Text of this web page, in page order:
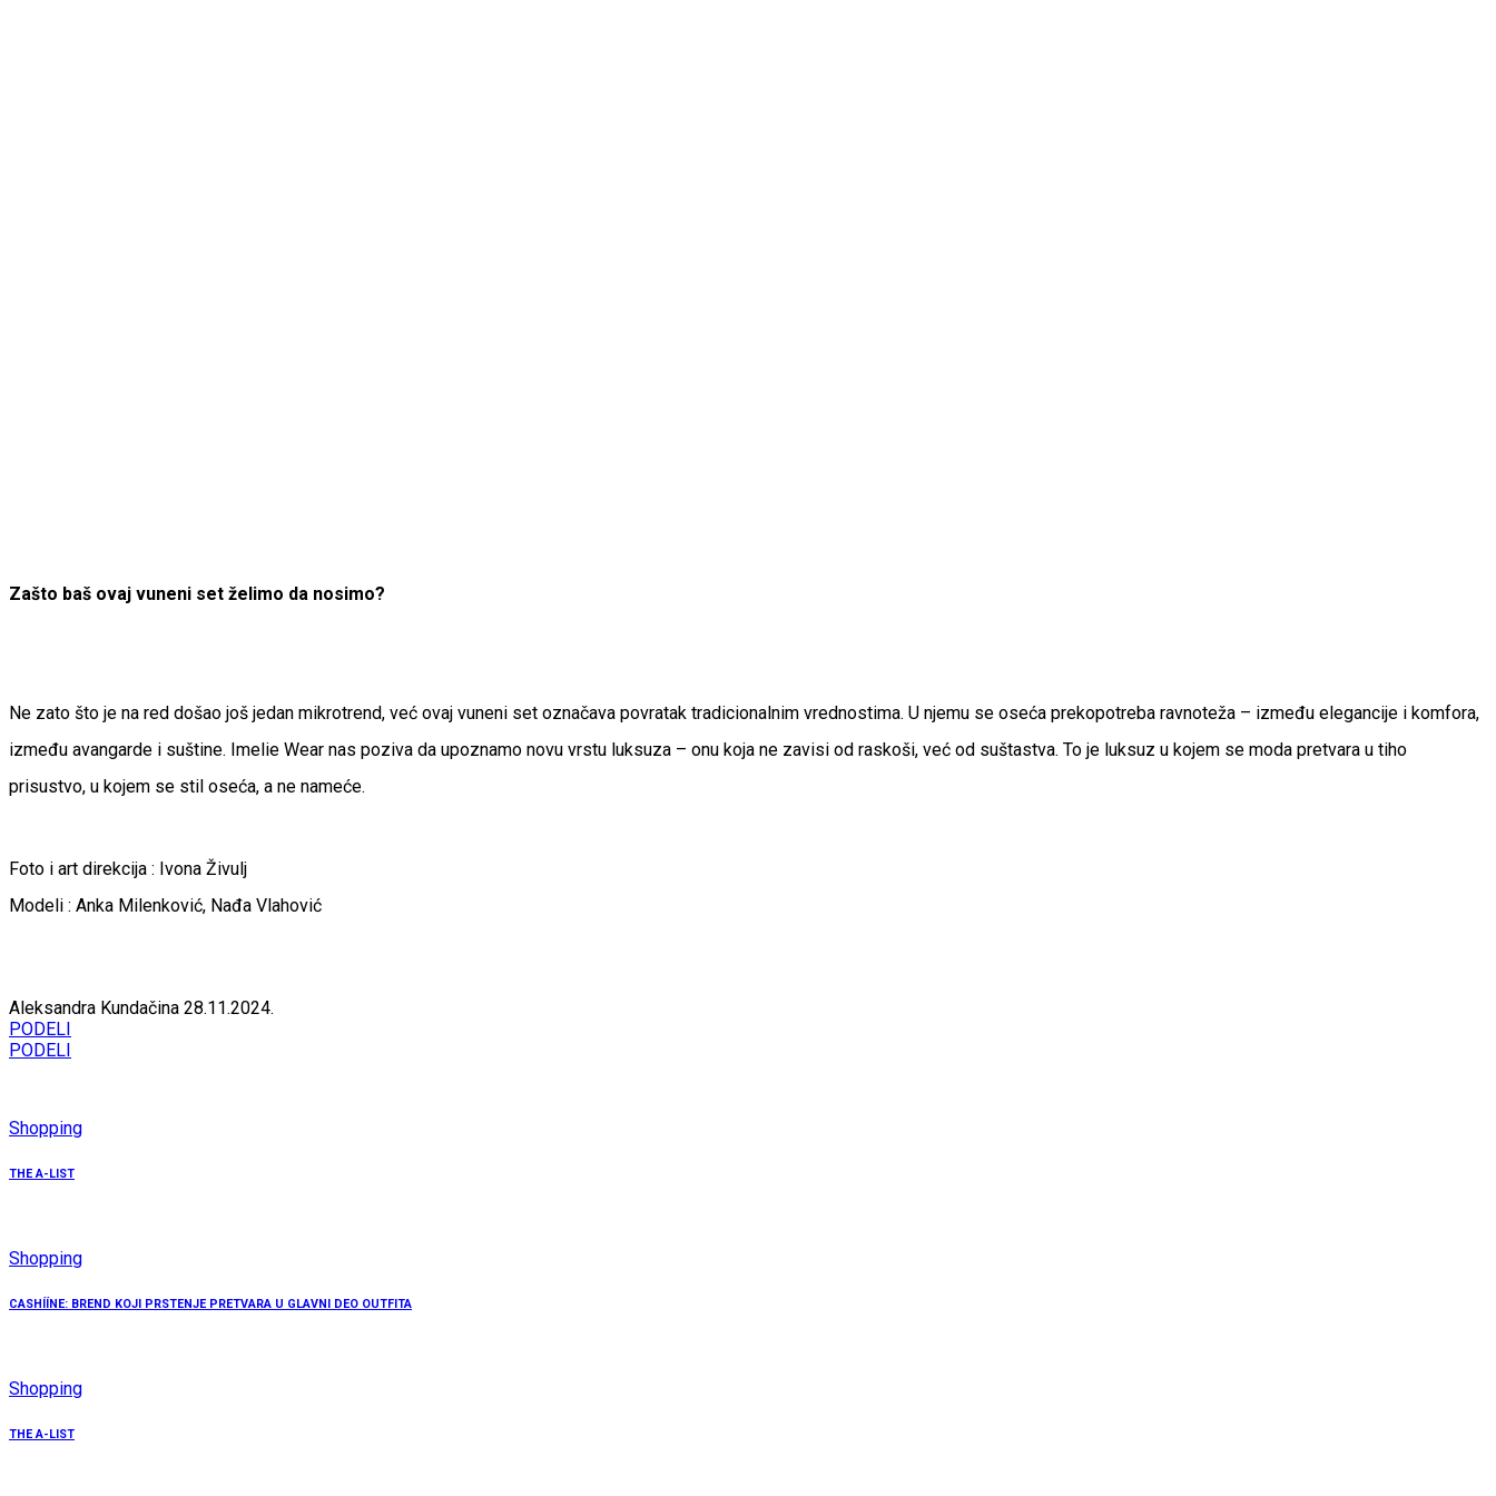
Zašto baš ovaj vuneni set želimo da nosimo?
Ne zato što je na red došao još jedan mikrotrend, već ovaj vuneni set označava povratak tradicionalnim vrednostima. U njemu se oseća prekopotreba ravnoteža – između elegancije i komfora,
između avangarde i suštine. Imelie Wear nas poziva da upoznamo novu vrstu luksuza – onu koja ne zavisi od raskoši, već od suštastva. To je luksuz u kojem se moda pretvara u tiho
prisustvo, u kojem se stil oseća, a ne nameće.
Foto i art direkcija : Ivona Živulj
Modeli : Anka Milenković, Nađa Vlahović
Aleksandra Kundačina 28.11.2024.
PODELI
PODELI
Shopping
THE A-LIST
Shopping
CASHÍÍNE: BREND KOJI PRSTENJE PRETVARA U GLAVNI DEO OUTFITA
Shopping
THE A-LIST